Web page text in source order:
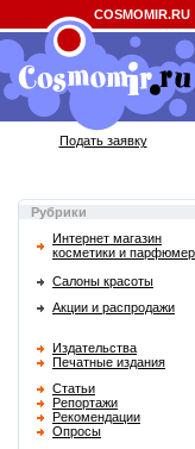
Field 'news_title' doesn't have a
Рубрики
Интернет магазин
косметики и
Салоны красоты
Акции и распродажи
Издательства
Печатные издания
Статьи
Репортажи
Рекомендации
Опросы
COSMOMIR.RU
Подать заявку